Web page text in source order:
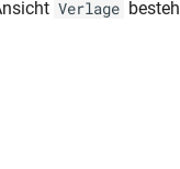
Verlage